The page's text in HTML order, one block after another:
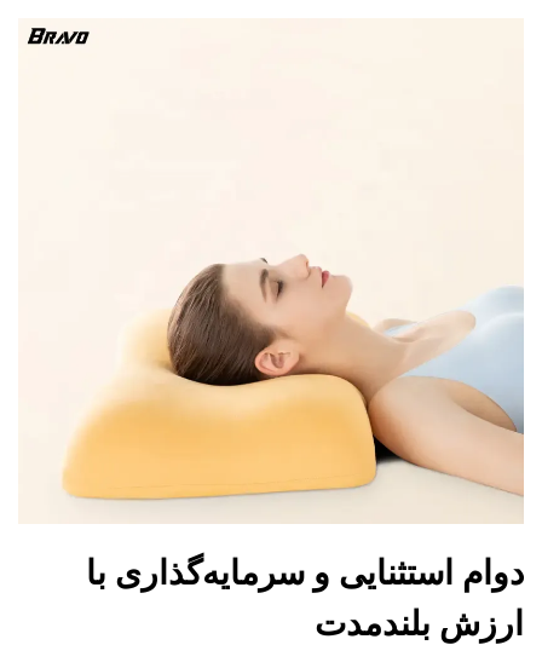
دوام استثنایی و سرمایه‌گذاری با
ارزش بلندمدت